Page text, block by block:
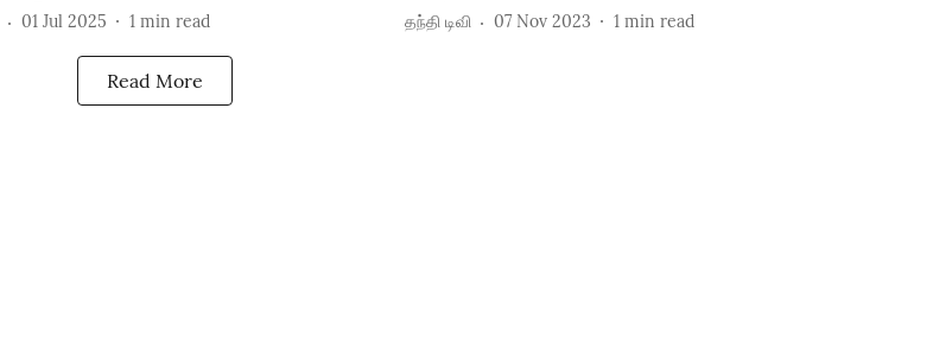
01 Jul 2025 1 min read தந்தி டிவி 07 Nov 2023 1 min read
Read More